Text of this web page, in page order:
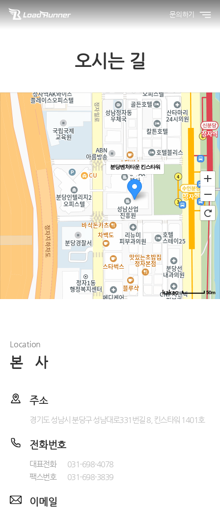
문의하기
오시는 길
분당벤처타운 킨스타워
50m
Location
본 사
주소
경기도 성남시 분당구 성남대로331번길 8, 킨스타워 1401호
전화번호
대표전화
031-698-4078
팩스번호
031-698-3839
이메일